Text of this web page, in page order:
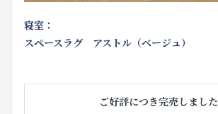
寝室：
スペースラグ アストル（ベージュ）
ご好評につき完売しました